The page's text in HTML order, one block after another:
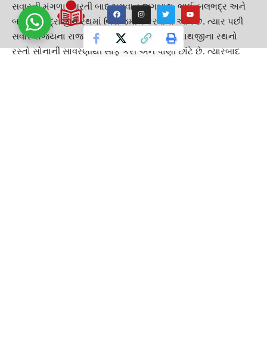
સવારની મંગળા આરતી બાદ ભગવાનજગન્નાથ, ભાઈ બલભદ્ર અને
બહેન સુભદ્રાજીને રથમાં બિરાજમાન કરવામાં આવે છે. ત્યાર પછી
સવારે રાજ્યના રાજા એટલે કે મુખ્યમંત્રી જગન્નાથજીના રથનો
રસ્તો સોનાની સાવરણીથી સાફ કરી અને પાણી છાંટે છે. ત્યારબાદ